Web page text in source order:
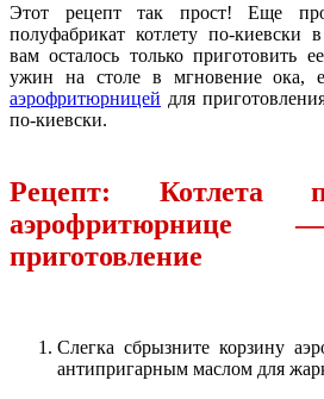
Этот рецепт так прост! Еще
полуфабрикат котлету по-киевски
вам осталось только приготовить
ужин на столе в мгновение ока,
аэрофритюрницей для
по-киевски.
Рецепт: Котлета
аэрофритюрнице
приготовление
Слегка сбрызните корзину
антипригарным маслом для